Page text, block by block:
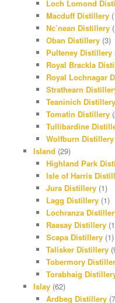
Loch Lomond
Macduff Distillery
Nc’nean Distillery
Oban Distillery (3)
Pulteney Distillery
Royal Brackla
Royal Lochnagar
Strathearn
Teaninich Distillery
Tomatin Distillery
Tullibardine
Wolfburn Distillery
Island (29)
Highland Park
Isle of Harris
Jura Distillery (1)
Lagg Distillery (1)
Lochranza
Raasay Distillery
Scapa Distillery (1)
Talisker Distillery
Tobermory
Torabhaig
Islay(62)
Ardbeg Distillery